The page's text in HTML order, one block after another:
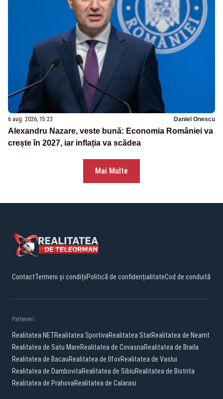
6 aug. 2026, 15:23 Daniel Onescu
Alexandru Nazare, veste bună: Economia României va
crește în 2027, iar inflația va scădea
Mai Multe
ContactTermeni și condițiiPolitică de confidențialitateCod de conduită
Parteneri:
Realitatea.NETRealitatea SportivaRealitatea StarRealitatea de Neamt
Realitatea de Satu MareRealitatea de CovasnaRealitatea de Braila
Realitatea de BacauRealitatea de IlfovRealitatea de Vaslui
Realitatea de DambovitaRealitatea de SibiuRealitatea de Bistrita
Realitatea de PrahovaRealitatea de Calarasi